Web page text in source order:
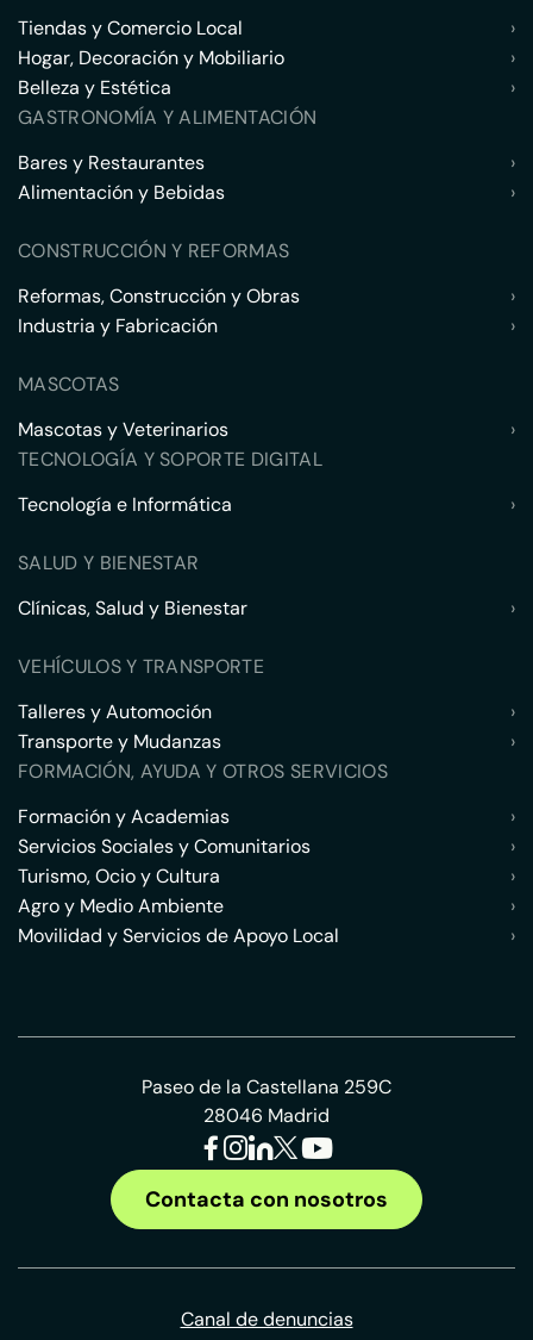
Tiendas y Comercio Local
›
Hogar, Decoración y Mobiliario
›
Belleza y Estética
›
GASTRONOMÍA Y ALIMENTACIÓN
Bares y Restaurantes
›
Alimentación y Bebidas
›
CONSTRUCCIÓN Y REFORMAS
Reformas, Construcción y Obras
›
Industria y Fabricación
›
MASCOTAS
Mascotas y Veterinarios
›
TECNOLOGÍA Y SOPORTE DIGITAL
Tecnología e Informática
›
SALUD Y BIENESTAR
Clínicas, Salud y Bienestar
›
VEHÍCULOS Y TRANSPORTE
Talleres y Automoción
›
Transporte y Mudanzas
›
FORMACIÓN, AYUDA Y OTROS SERVICIOS
Formación y Academias
›
Servicios Sociales y Comunitarios
›
Turismo, Ocio y Cultura
›
Agro y Medio Ambiente
›
Movilidad y Servicios de Apoyo Local
›
Paseo de la Castellana 259C
28046 Madrid
Contacta con nosotros
Canal de denuncias